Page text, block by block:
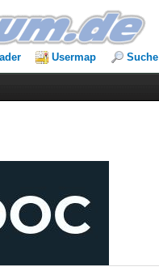
Usermap Suche